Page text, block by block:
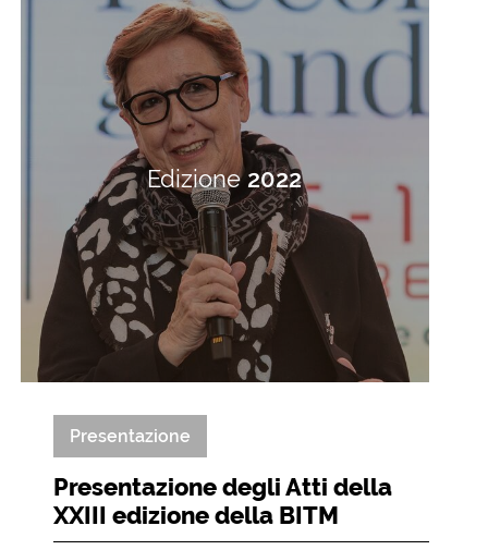
Edizione2022
Presentazione
Presentazione degli Atti della
XXIII edizione della BITM